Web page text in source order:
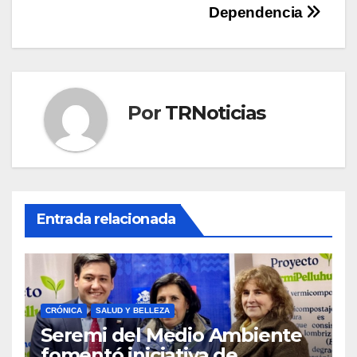
Dependencia
Por TRNoticias
Entrada relacionada
CRÓNICA SALUD Y BELLEZA
Seremi del Medio Ambiente